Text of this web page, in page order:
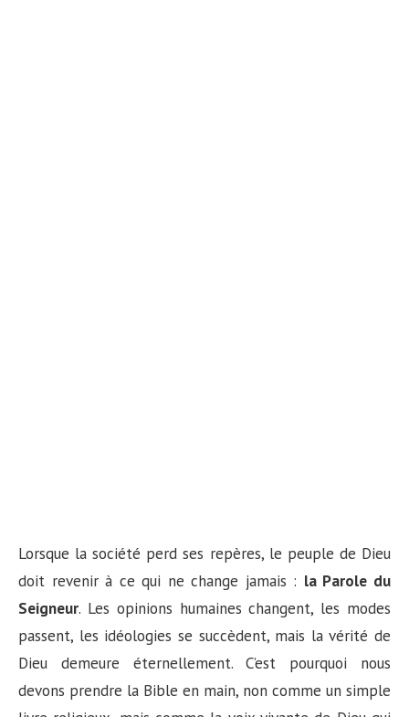
Lorsque la société perd ses repères, le peuple de Dieu
doit revenir à ce qui ne change jamais : la Parole du
Seigneur. Les opinions humaines changent, les modes
passent, les idéologies se succèdent, mais la vérité de
Dieu demeure éternellement. C’est pourquoi nous
devons prendre la Bible en main, non comme un simple